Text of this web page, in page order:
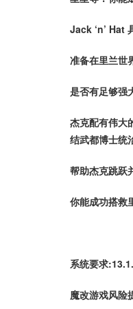
Jack ‘n’ Hat
准备在里兰世
是否有足够强
杰克配有伟大
结武都博士统
帮助杰克跳跃
你能成功搭救
系统要求
魔改游戏风险